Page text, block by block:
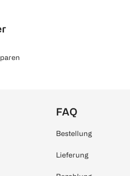
FAQ
Bestellung
Lieferung